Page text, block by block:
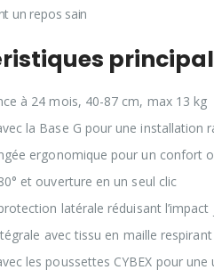
un repos sain
à 24 mois, 40-87 cm, max 13 kg
la Base G pour une installation
ergonomique pour un confort
et ouverture en un seul clic
latérale réduisant l’impact
avec tissu en maille respirant
les poussettes CYBEX pour